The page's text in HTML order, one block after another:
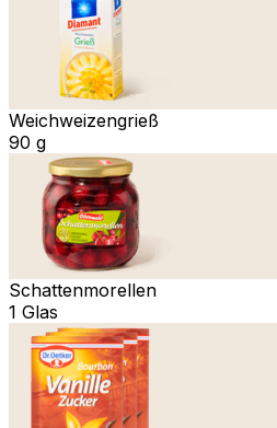
Weichweizengrieß
90 g
Schattenmorellen
1 Glas